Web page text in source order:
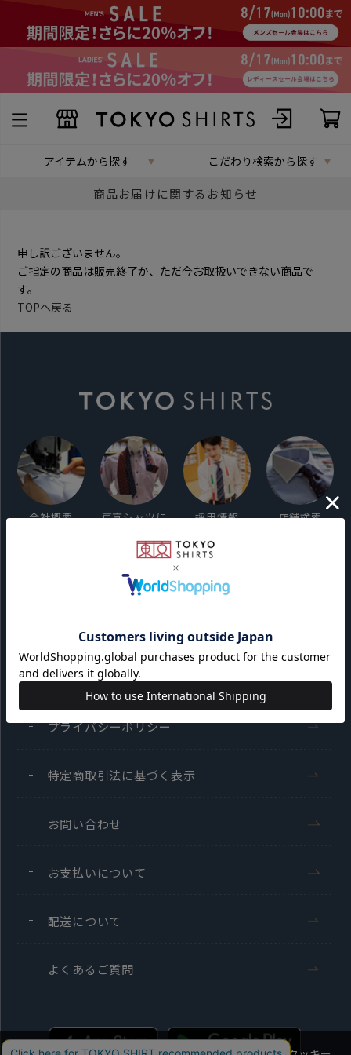
アイテムから探す こだわり検索から探す
商品お届けに関するお知らせ
申し訳ございません。
ご指定の商品は販売終了か、ただ今お取扱いできない商品で
す。
TOPへ戻る
会社概要
東京シャツに
採用情報 店舗検索
ご利用ガイド
サイト利用規約
会員利用規約
プライバシーポリシー
特定商取引法に基づく表示
お問い合わせ
お支払いについて
配送について
よくあるご質問